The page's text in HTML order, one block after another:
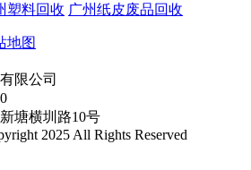
塑料回收 广州纸皮废品回收
地图
限公司
塘横圳路10号
2025 All Rights Reserved